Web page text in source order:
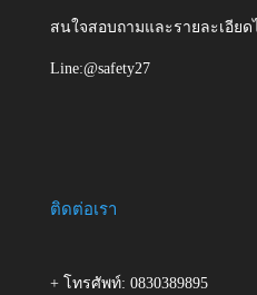
สนใจสอบถามและรายละเอียด
Line:@safety27
ติดต่อเรา
+ โทรศัพท์: 0830389895